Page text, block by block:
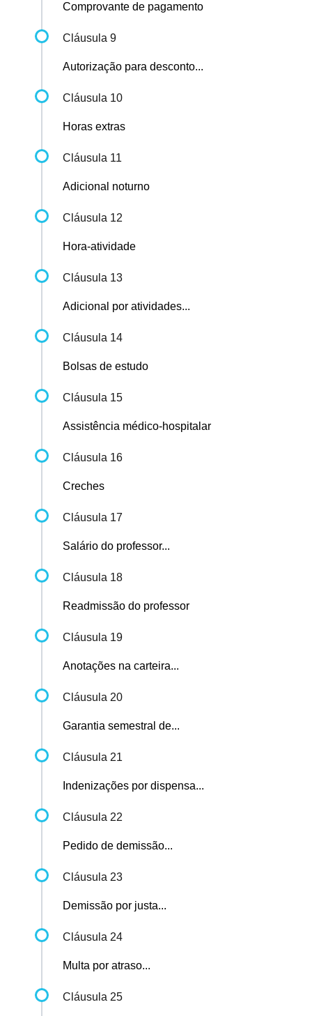
Comprovante de pagamento
Cláusula 9
Autorização para desconto...
Cláusula 10
Horas extras
Cláusula 11
Adicional noturno
Cláusula 12
Hora-atividade
Cláusula 13
Adicional por atividades...
Cláusula 14
Bolsas de estudo
Cláusula 15
Assistência médico-hospitalar
Cláusula 16
Creches
Cláusula 17
Salário do professor...
Cláusula 18
Readmissão do professor
Cláusula 19
Anotações na carteira...
Cláusula 20
Garantia semestral de...
Cláusula 21
Indenizações por dispensa...
Cláusula 22
Pedido de demissão...
Cláusula 23
Demissão por justa...
Cláusula 24
Multa por atraso...
Cláusula 25